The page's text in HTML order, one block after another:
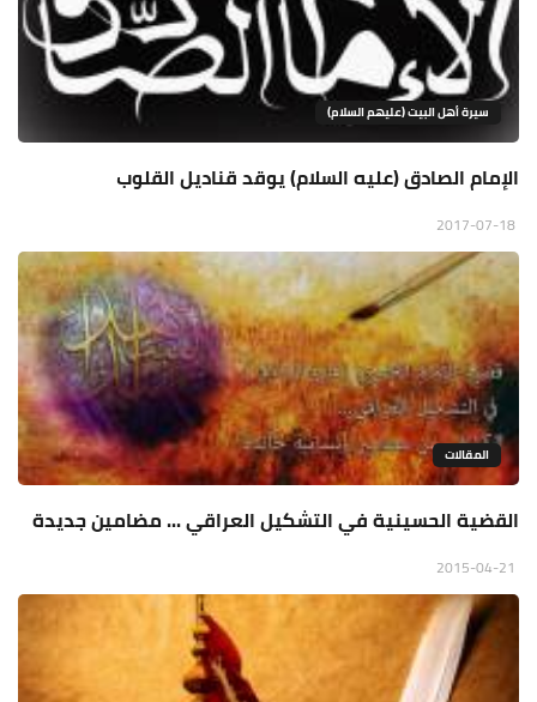
سيرة أهل البيت (عليهم السلام)
الإمام الصادق (عليه السلام) يوقد قناديل القلوب
المقالات
القضية الحسينية في التشكيل العراقي ... مضامين جديدة